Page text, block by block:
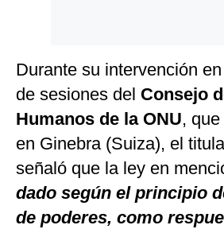
Durante su intervención
de sesiones del Consejo
Humanos de la ONU,
en Ginebra (Suiza), el
señaló que la ley en
dado según el principio
de poderes, como